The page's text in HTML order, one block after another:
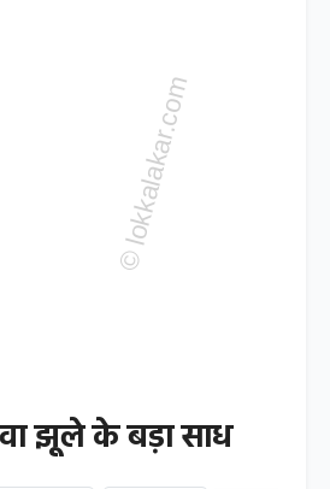
झूले के बड़ा साध